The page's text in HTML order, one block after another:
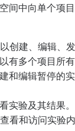
间中向单个项
创建、编辑、
有多个项目所有
和编辑暂停的
实验及其结果。
看和访问实验内